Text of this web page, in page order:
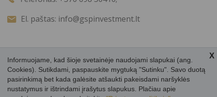
El. paštas: info@gspinvestment.lt
Informuojame, kad šioje svetainėje naudojami slapukai (ang.
Cookies). Sutikdami, paspauskite mygtuką "Sutinku". Savo duotą
pasirinkimą bet kada galėsite atšaukti pakeisdami naršyklės
nustatymus ir ištrindami įrašytus slapukus. Plačiau apie
X